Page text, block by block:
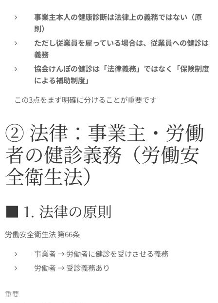
事業主本人の健康診断は法律上の義務ではない（原
則）
ただし従業員を雇っている場合は、従業員への健診は
義務
協会けんぽの健診は「法律義務」ではなく「保険制度
による補助制度」
👉この3点をまず明確に分けることが重要です
② 法律：事業主・労働
者の健診義務（労働安
全衛生法）
■ 1. 法律の原則
労働安全衛生法 第66条
事業者 → 労働者に健診を受けさせる義務
労働者 → 受診義務あり
重要